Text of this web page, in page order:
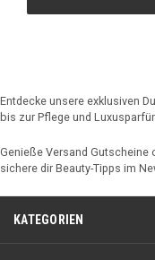
Entdecke unsere exklusiven
bis zur Pflege und
Genieße Versand Gutscheine
sichere dir Beauty-Tipps im
KATEGORIEN